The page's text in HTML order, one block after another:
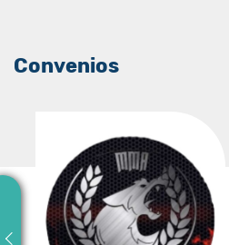
Convenios